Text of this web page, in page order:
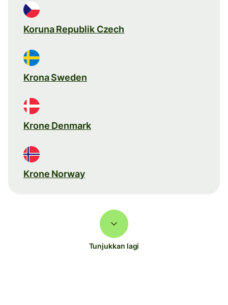
Koruna Republik Czech
Krona Sweden
Krone Denmark
Krone Norway
Tunjukkan lagi